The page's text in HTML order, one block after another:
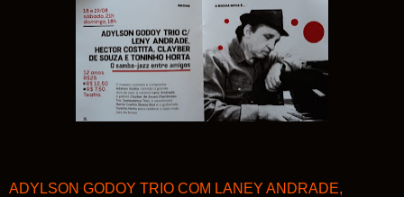
ADYLSON GODOY TRIO COM LANEY ANDRADE,